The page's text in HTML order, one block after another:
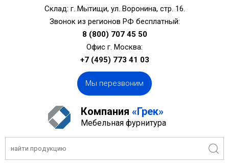
Склад: г. Мытищи, ул. Воронина, стр. 16.
Звонок из регионов РФ бесплатный:
8 (800) 707 45 50
Офис г. Москва:
+7 (495) 773 41 03
Мы перезвоним
Компания «Грек»
Мебельная фурнитура